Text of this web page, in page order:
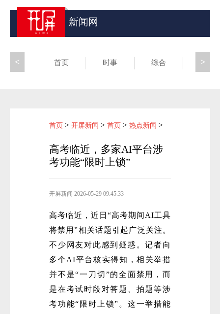
新闻网
首页 时事 综合 昆滇
>
<
首页 > 开屏新闻 > 首页 > 热点新闻 >
高考临近，多家AI平台涉
考功能“限时上锁”
开屏新闻 2026-05-29 09:45:33
高考临近，近日“高考期间AI工具
将禁用”相关话题引起广泛关注。
不少网友对此感到疑惑。记者向
多个AI平台核实得知，相关举措
并不是“一刀切”的全面禁用，而
是在考试时段对答题、拍题等涉
考功能“限时上锁”。这一举措能